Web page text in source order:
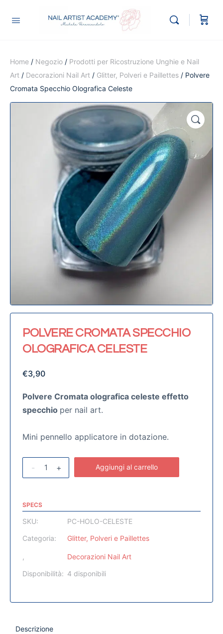
Home / Negozio / Prodotti per Ricostruzione Unghie e Nail
Art / Decorazioni Nail Art / Glitter, Polveri e Paillettes / Polvere
Cromata Specchio Olografica Celeste
🔍
POLVERE CROMATA SPECCHIO
OLOGRAFICA CELESTE
€3,90
Polvere Cromata olografica celeste effetto
specchio per nail art.
Mini pennello applicatore in dotazione.
- + Aggiungi al carrello
SPECS
SKU:
PC-HOLO-CELESTE
Categoria:
Glitter, Polveri e Paillettes
,
Decorazioni Nail Art
Disponibilità: 4 disponibili
Descrizione